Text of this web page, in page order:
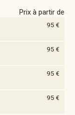
Prix à partir de
95 €
95 €
95 €
95 €